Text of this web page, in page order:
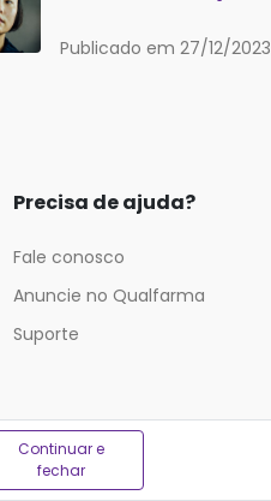
Publicado em 27/12/2023
Precisa de ajuda?
Fale conosco
Anuncie no Qualfarma
Suporte
Continuar e
fechar